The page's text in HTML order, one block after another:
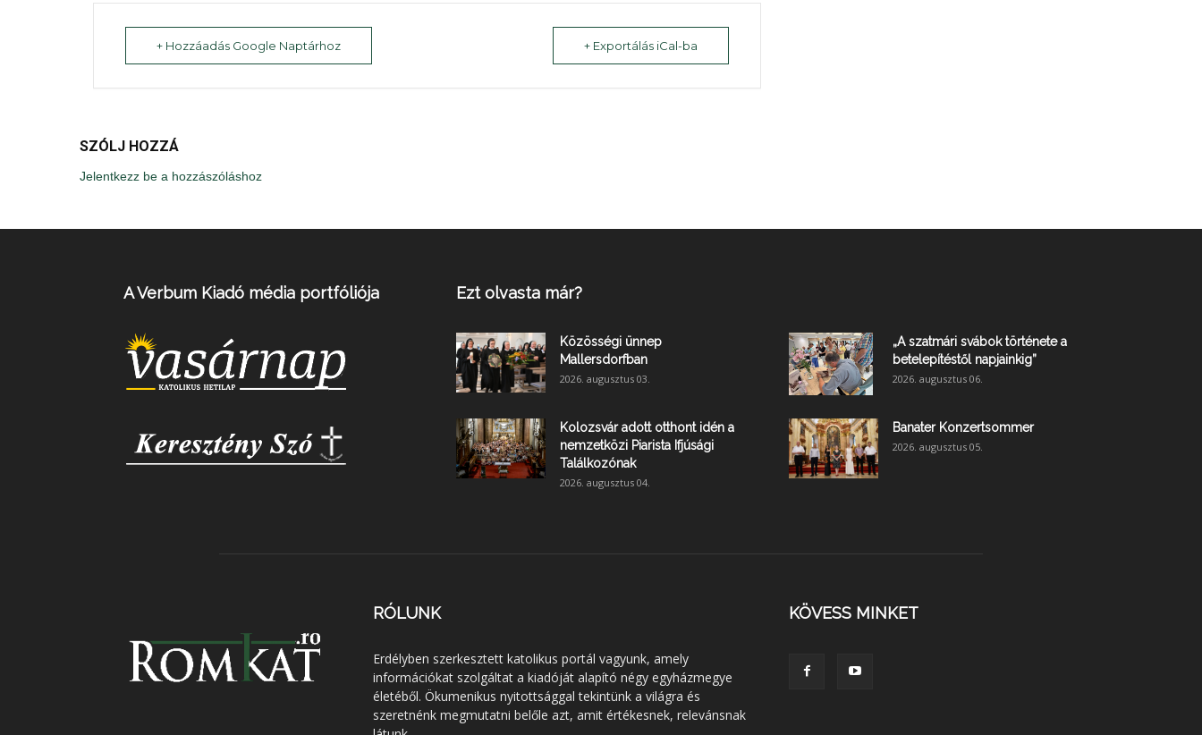
+ Hozzáadás Google Naptárhoz + Exportálás iCal-ba
SZÓLJ HOZZÁ
Jelentkezz be a hozzászóláshoz
A Verbum Kiadó média portfóliója Ezt olvasta már?
Közösségi ünnep
Mallersdorfban
2026. augusztus 03.
„A szatmári svábok története a
betelepítéstől napjainkig”
2026. augusztus 06.
Kolozsvár adott otthont idén a
nemzetközi Piarista Ifjúsági
Találkozónak
2026. augusztus 04.
Banater Konzertsommer
2026. augusztus 05.
RÓLUNK
Erdélyben szerkesztett katolikus portál vagyunk, amely
információkat szolgáltat a kiadóját alapító négy egyházmegye
életéből. Ökumenikus nyitottsággal tekintünk a világra és
szeretnénk megmutatni belőle azt, amit értékesnek, relevánsnak
KÖVESS MINKET